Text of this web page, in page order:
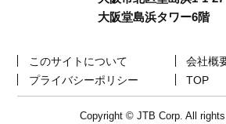
大阪堂島浜タワー6階
このサイトについて
会社概
プライバシーポリシー
TOP
Copyright © JTB Corp. All rights